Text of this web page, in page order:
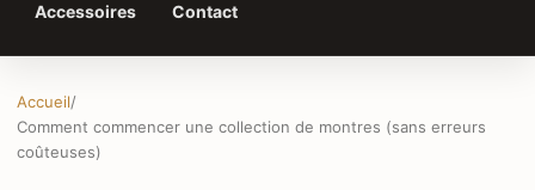
Accessoires Contact
Accueil/
Comment commencer une collection de montres (sans erreurs
coûteuses)